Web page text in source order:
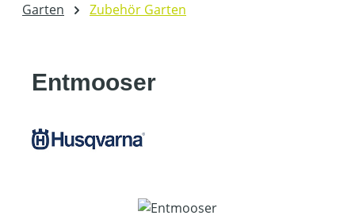
Garten Zubehör Garten
Entmooser
Bildergalerie überspringen